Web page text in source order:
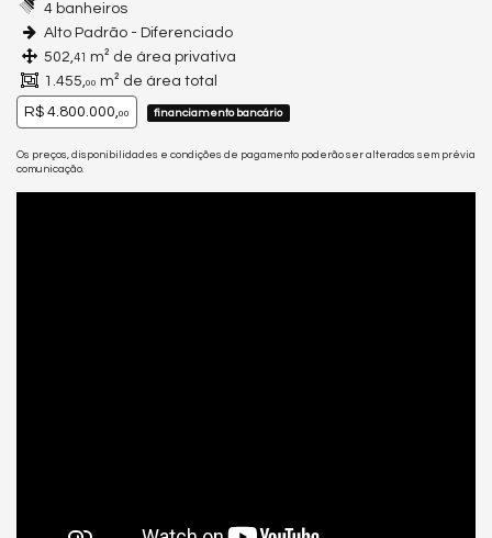
4 banheiros
Alto Padrão - Diferenciado
502,41 m² de área privativa
1.455,00 m² de área total
R$ 4.800.000,00 financiamento bancário
Os preços, disponibilidades e condições de pagamento poderão ser alterados sem prévia
comunicação.